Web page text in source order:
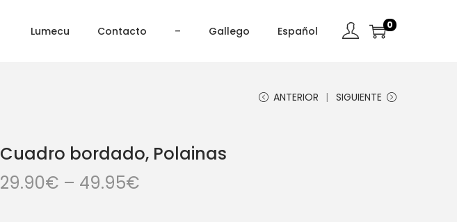
Lumecu Contacto – Gallego Español 0
ANTERIOR SIGUIENTE
Cuadro bordado, Polainas
29.90€ – 49.95€